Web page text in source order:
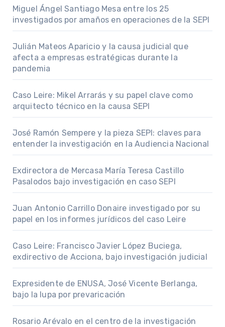
Miguel Ángel Santiago Mesa entre los 25
investigados por amaños en operaciones de la SEPI
Julián Mateos Aparicio y la causa judicial que
afecta a empresas estratégicas durante la
pandemia
Caso Leire: Mikel Arrarás y su papel clave como
arquitecto técnico en la causa SEPI
José Ramón Sempere y la pieza SEPI: claves para
entender la investigación en la Audiencia Nacional
Exdirectora de Mercasa María Teresa Castillo
Pasalodos bajo investigación en caso SEPI
Juan Antonio Carrillo Donaire investigado por su
papel en los informes jurídicos del caso Leire
Caso Leire: Francisco Javier López Buciega,
exdirectivo de Acciona, bajo investigación judicial
Expresidente de ENUSA, José Vicente Berlanga,
bajo la lupa por prevaricación
Rosario Arévalo en el centro de la investigación